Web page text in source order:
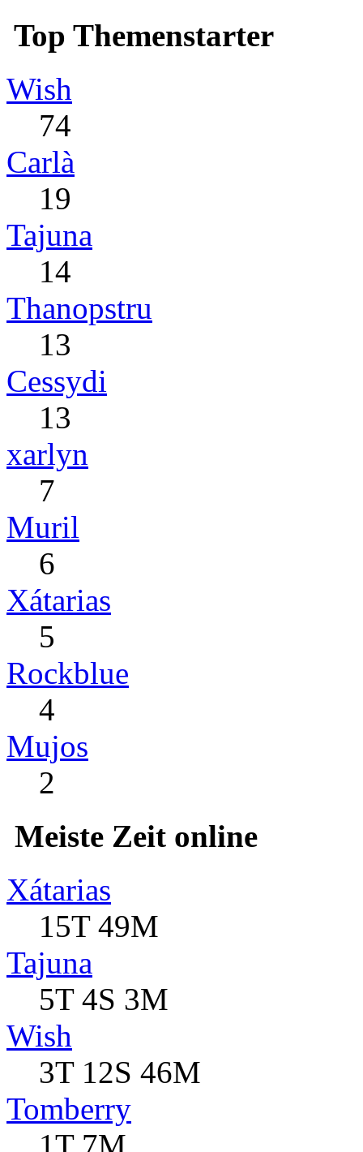
Top Themenstarter
Wish
74
Carlà
19
Tajuna
14
Thanopstru
13
Cessydi
13
xarlyn
7
Muril
6
Xátarias
5
Rockblue
4
Mujos
2
Meiste Zeit online
Xátarias
15T 49M
Tajuna
5T 4S 3M
Wish
3T 12S 46M
Tomberry